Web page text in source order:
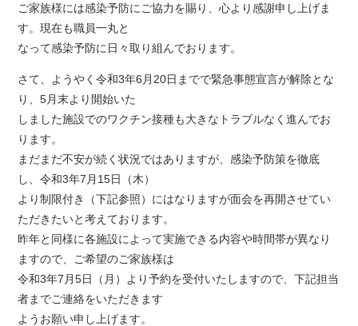
ご家族様には感染予防にご協力を賜り、心より感謝申し上げま
す。現在も職員一丸と
なって感染予防に日々取り組んでおります。
さて、ようやく令和3年6月20日までで緊急事態宣言が解除とな
り、5月末より開始いた
しました施設でのワクチン接種も大きなトラブルなく進んでお
ります。
まだまだ不安が続く状況ではありますが、感染予防策を徹底
し、令和3年7月15日（木）
より制限付き（下記参照）にはなりますが面会を再開させてい
ただきたいと考えております。
昨年と同様に各施設によって実施できる内容や時間帯が異なり
ますので、ご希望のご家族様は
令和3年7月5日（月）より予約を受付いたしますので、下記担当
者までご連絡をいただきます
ようお願い申し上げます。